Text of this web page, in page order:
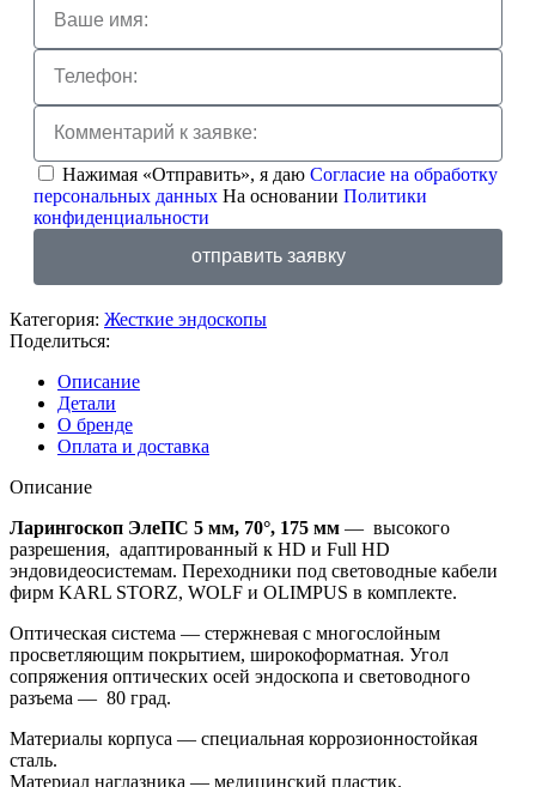
Нажимая «Отправить», я даю Согласие на обработку
персональных данных На основании Политики
конфиденциальности
отправить заявку
Категория: Жесткие эндоскопы
Поделиться:
Описание
Детали
О бренде
Оплата и доставка
Описание
Ларингоскоп ЭлеПС 5 мм, 70°, 175 мм — высокого
разрешения, адаптированный к HD и Full HD
эндовидеосистемам. Переходники под световодные кабели
фирм KARL STORZ, WOLF и OLIMPUS в комплекте.
Оптическая система — стержневая с многослойным
просветляющим покрытием, широкоформатная. Угол
сопряжения оптических осей эндоскопа и световодного
разъема — 80 град.
Материалы корпуса — специальная коррозионностойкая
сталь.
Материал наглазника — медицинский пластик.